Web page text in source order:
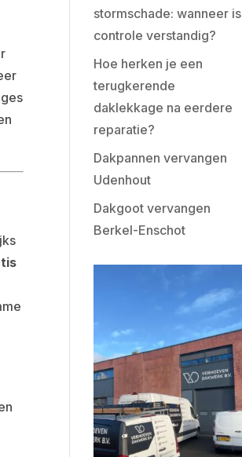
stormschade: wanneer is
controle verstandig?
Hoe herken je een
terugkerende
daklekkage na eerdere
reparatie?
Dakpannen vervangen
Udenhout
Dakgoot vervangen
Berkel-Enschot